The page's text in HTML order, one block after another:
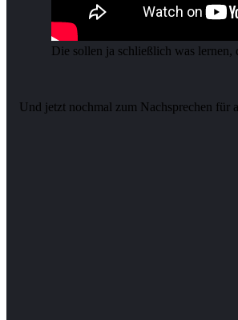
Die sollen ja schließlich was lernen,